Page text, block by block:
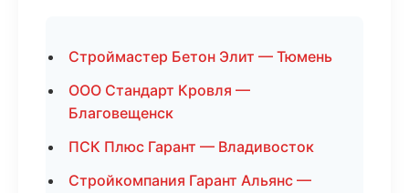
Строймастер Бетон Элит — Тюмень
ООО Стандарт Кровля —
Благовещенск
ПСК Плюс Гарант — Владивосток
Стройкомпания Гарант Альянс —